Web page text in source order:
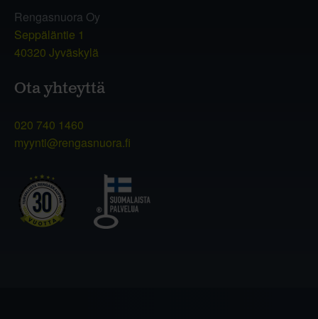
Rengasnuora Oy
Seppäläntie 1
40320 Jyväskylä
Ota yhteyttä
020 740 1460
myynti@rengasnuora.fi